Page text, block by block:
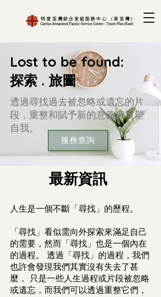
Lost to be found:
探索 . 旅圖
透過尋找過去被忽略或遺忘的片
段，重整和賦予新的意義來重塑
自我。
服務查詢
​最新資訊
人生是一個不斷「尋找」的歷程。
「尋找」看似需向外探索來滿足自己
的需要，然而「尋找」也是一個內在
的過程。 透過「尋找」的過程，我們
也許會發現我們其實沒有失去了甚
麼， 只是一些人生過程或片段被忽略
或遺忘，而我們可以透過重整它們，